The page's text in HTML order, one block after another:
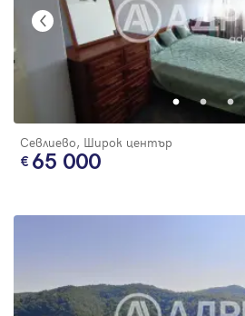
Севлиево, Широк център
65 000